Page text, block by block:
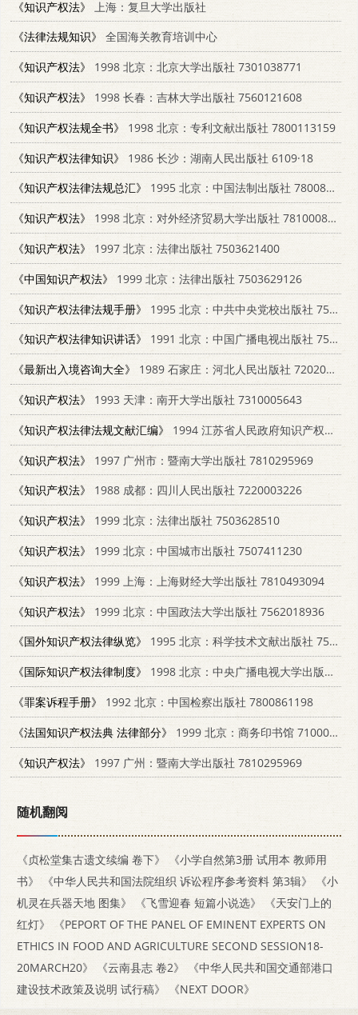
《知识产权法》
上海：复旦大学出版社
《法律法规知识》
全国海关教育培训中心
《知识产权法》
1998 北京：北京大学出版社 7301038771
《知识产权法》
1998 长春：吉林大学出版社 7560121608
《知识产权法规全书》
1998 北京：专利文献出版社 7800113159
《知识产权法律知识》
1986 长沙：湖南人民出版社 6109·18
《知识产权法律法规总汇》
1995 北京：中国法制出版社 7800832066
《知识产权法》
1998 北京：对外经济贸易大学出版社 7810008463
《知识产权法》
1997 北京：法律出版社 7503621400
《中国知识产权法》
1999 北京：法律出版社 7503629126
《知识产权法律法规手册》
1995 北京：中共中央党校出版社 7503512318
《知识产权法律知识讲话》
1991 北京：中国广播电视出版社 7504310646
《最新出入境咨询大全》
1989 石家庄：河北人民出版社 7202005557
《知识产权法》
1993 天津：南开大学出版社 7310005643
《知识产权法律法规文献汇编》
1994 江苏省人民政府知识产权办公会议办公室
《知识产权法》
1997 广州市：暨南大学出版社 7810295969
《知识产权法》
1988 成都：四川人民出版社 7220003226
《知识产权法》
1999 北京：法律出版社 7503628510
《知识产权法》
1999 北京：中国城市出版社 7507411230
《知识产权法》
1999 上海：上海财经大学出版社 7810493094
《知识产权法》
1999 北京：中国政法大学出版社 7562018936
《国外知识产权法律纵览》
1995 北京：科学技术文献出版社 7502325492
《国际知识产权法律制度》
1998 北京：中央广播电视大学出版社 7304016086
《罪案诉程手册》
1992 北京：中国检察出版社 7800861198
《法国知识产权法典 法律部分》
1999 北京：商务印书馆 710002823X
《知识产权法》
1997 广州：暨南大学出版社 7810295969
随机翻阅
《贞松堂集古遗文续编 卷下》
《小学自然第3册 试用本 教师用
书》
《中华人民共和国法院组织 诉讼程序参考资料 第3辑》
《小
机灵在兵器天地 图集》
《飞雪迎春 短篇小说选》
《天安门上的
红灯》
《PEPORT OF THE PANEL OF EMINENT EXPERTS ON
ETHICS IN FOOD AND AGRICULTURE SECOND SESSION18-
20MARCH20》
《云南县志 卷2》
《中华人民共和国交通部港口
建设技术政策及说明 试行稿》
《NEXT DOOR》